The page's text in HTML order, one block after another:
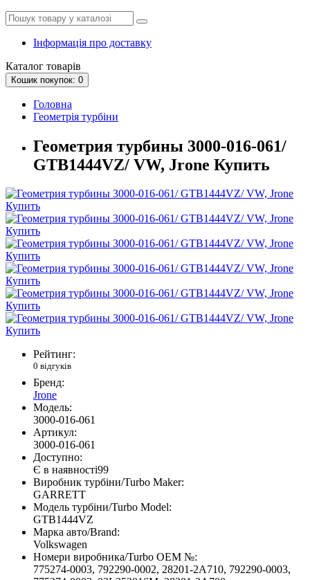
Інформація про доставку
Каталог товарів
Кошик покупок: 0
Головна
Геометрія турбіни
Геометрия турбины 3000-016-061/
GTB1444VZ/ VW, Jrone Купить
Рейтинг:
0 відгуків
Бренд:
Jrone
Модель:
3000-016-061
Артикул:
3000-016-061
Доступно:
Є в наявності99
Виробник турбіни/Turbo Maker:
GARRETT
Модель турбіни/Turbo Model:
GTB1444VZ
Марка авто/Brand:
Volkswagen
Номери виробника/Turbo OEM №:
775274-0003, 792290-0002, 28201-2A710, 792290-0003,